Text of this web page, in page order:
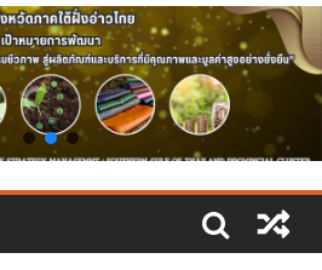
แก้ไขปัญหาทางเศรษฐกิจ
จังหวัดภาคใต้ฝั่งอ่าวไทย ครั้งที่
คณะอนุกรรมการเพื่อจัดทำแผน
จังหวัด (พ.ศ. ๒๕๗๑ –
ะจัดทำแผนปฏิบัติราชการประจำ
ณ พ.ศ. ๒๕๒๑ ของกลุ่มจังหวัด
ะกรรมการร่วมภาครัฐและเอกชน
ปัญหาทางเศรษฐกิจ (กรอ.) กลุ่ม
ใต้ฝั่งอ่าวไทย ครั้งที่ 2/2569